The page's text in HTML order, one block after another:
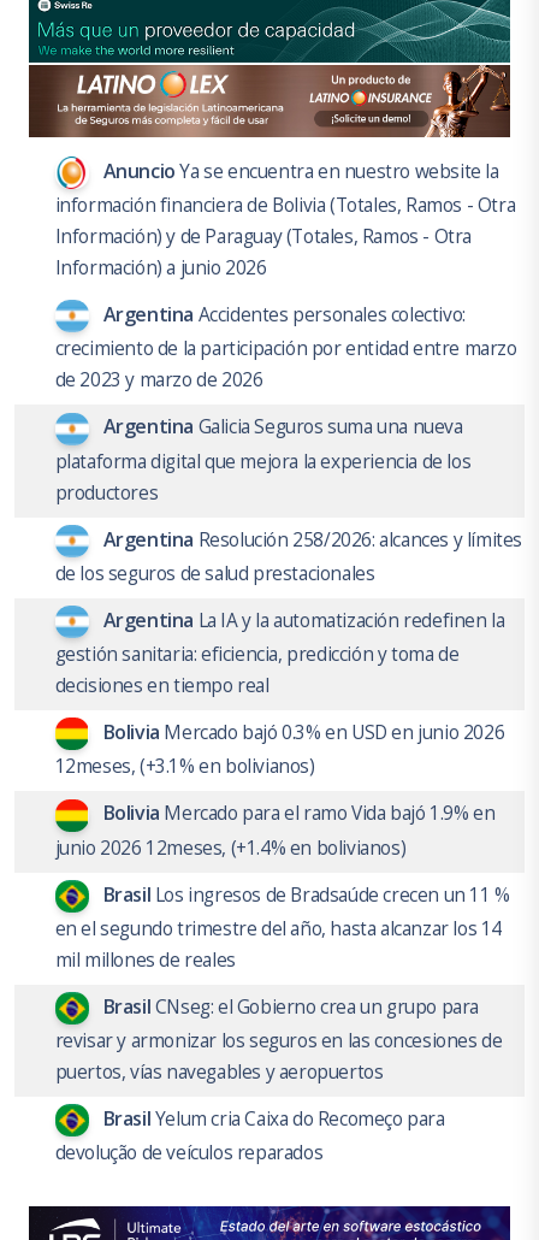
AnuncioYa se encuentra en nuestro website la
información financiera de Bolivia (Totales, Ramos - Otra
Información) y de Paraguay (Totales, Ramos - Otra
Información) a junio 2026
Argentina Accidentes personales colectivo:
crecimiento de la participación por entidad entre marzo
de 2023 y marzo de 2026
Argentina Galicia Seguros suma una nueva
plataforma digital que mejora la experiencia de los
productores
Argentina Resolución 258/2026: alcances y límites
de los seguros de salud prestacionales
Argentina La IA y la automatización redefinen la
gestión sanitaria: eficiencia, predicción y toma de
decisiones en tiempo real
Bolivia Mercado bajó 0.3% en USD en junio 2026
12meses, (+3.1% en bolivianos)
Bolivia Mercado para el ramo Vida bajó 1.9% en
junio 2026 12meses, (+1.4% en bolivianos)
Brasil Los ingresos de Bradsaúde crecen un 11 %
en el segundo trimestre del año, hasta alcanzar los 14
mil millones de reales
BrasilCNseg: el Gobierno crea un grupo para
revisar y armonizar los seguros en las concesiones de
puertos, vías navegables y aeropuertos
BrasilYelum cria Caixa do Recomeço para
devolução de veículos reparados